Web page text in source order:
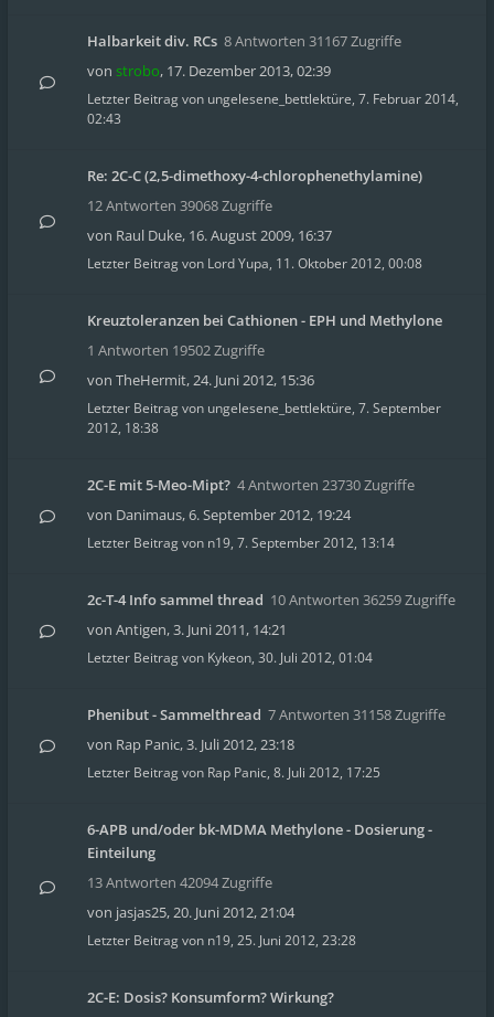
Halbarkeit div. RCs 8 Antworten 31167 Zugriffe
von strobo, 17. Dezember 2013, 02:39
Letzter Beitrag von ungelesene_bettlektüre, 7. Februar 2014,
02:43
Re: 2C-C (2,5-dimethoxy-4-chlorophenethylamine)
12 Antworten 39068 Zugriffe
von Raul Duke, 16. August 2009, 16:37
Letzter Beitrag von Lord Yupa, 11. Oktober 2012, 00:08
Kreuztoleranzen bei Cathionen - EPH und Methylone
1 Antworten 19502 Zugriffe
von TheHermit,24. Juni 2012, 15:36
Letzter Beitrag von ungelesene_bettlektüre, 7. September
2012, 18:38
2C-E mit 5-Meo-Mipt? 4 Antworten 23730 Zugriffe
von Danimaus,6. September 2012, 19:24
Letzter Beitrag von n19, 7. September 2012, 13:14
2c-T-4 Info sammel thread 10 Antworten 36259 Zugriffe
von Antigen,3. Juni 2011, 14:21
Letzter Beitrag von Kykeon, 30. Juli 2012, 01:04
Phenibut - Sammelthread 7 Antworten 31158 Zugriffe
von Rap Panic,3. Juli 2012, 23:18
Letzter Beitrag von Rap Panic, 8. Juli 2012, 17:25
6-APB und/oder bk-MDMA Methylone - Dosierung -
Einteilung
13 Antworten 42094 Zugriffe
von jasjas25,20. Juni 2012, 21:04
Letzter Beitrag von n19, 25. Juni 2012, 23:28
2C-E: Dosis? Konsumform? Wirkung?